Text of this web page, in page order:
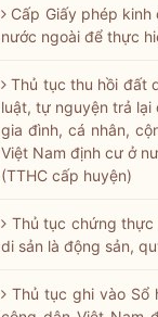
Cấp Giấy phép
nước ngoài để thực
Thủ tục thu hồi đất
luật, tự nguyện trả
gia đình, cá nhân,
Việt Nam định cư ở
(TTHC cấp huyện)
Thủ tục chứng thực
di sản là động sản,
Thủ tục ghi vào Sổ